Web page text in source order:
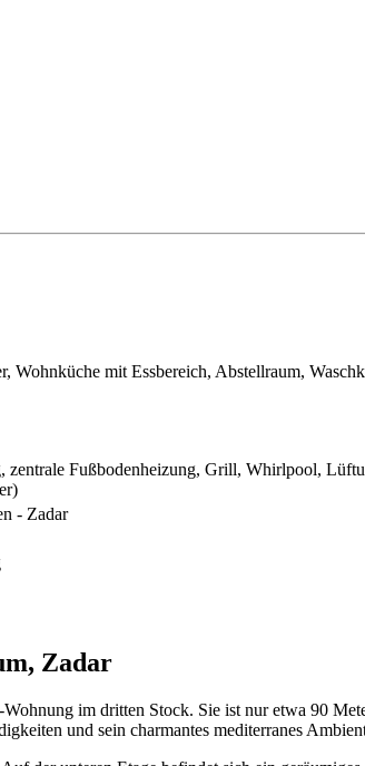
Wohnküche mit Essbereich, Abstellraum,
zentrale Fußbodenheizung, Grill, Whirlpool,
- Zadar
Zadar
im dritten Stock. Sie ist nur etwa 90
und sein charmantes mediterranes